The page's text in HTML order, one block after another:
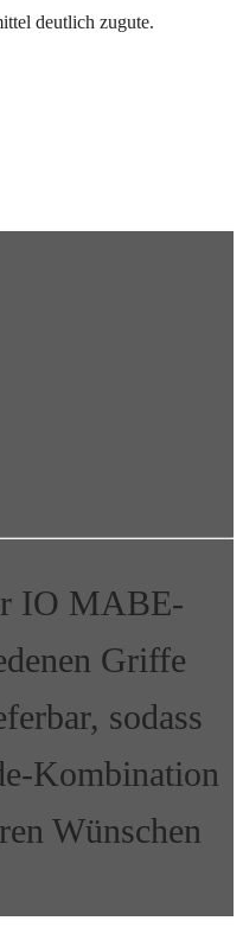
deutlich zugute.
IO MABE-
Griffe
sodass
Kombination
Wünschen